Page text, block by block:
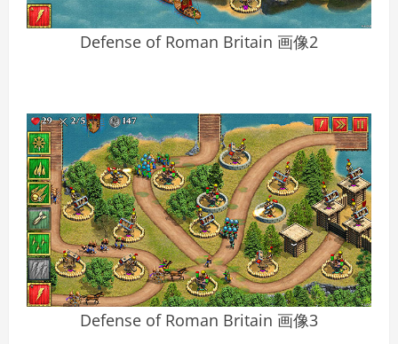
Defense of Roman Britain 画像2
Defense of Roman Britain 画像3